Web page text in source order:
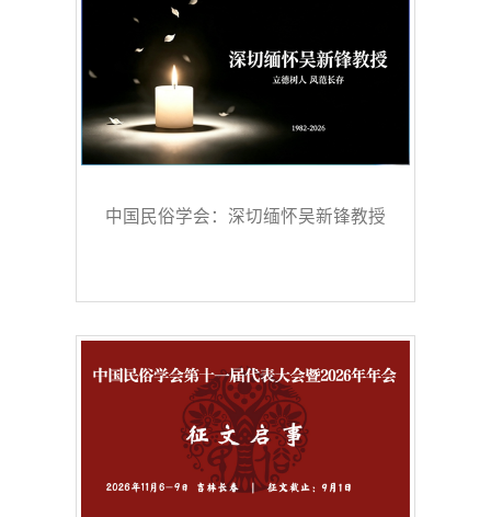
中国民俗学会：深切缅怀吴新锋教授